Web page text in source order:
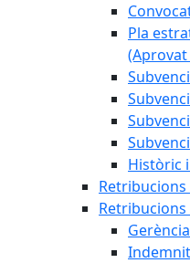
Pla
(Aprovat
Històric
Gerència